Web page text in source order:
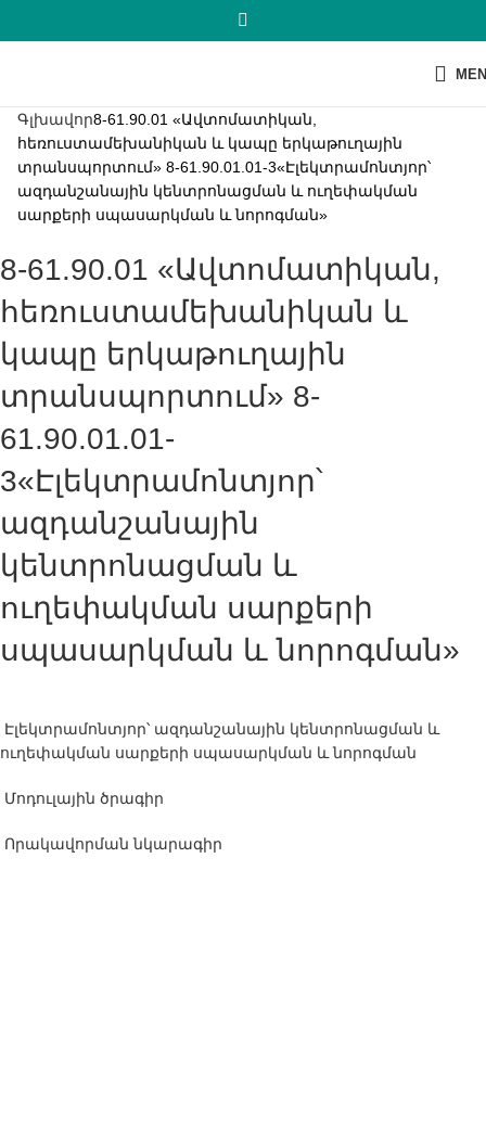
Գլխավոր8-61.90.01 «Ավտոմատիկան,
հեռուստամեխանիկան և կապը երկաթուղային
տրանսպորտում» 8-61.90.01.01-3«Էլեկտրամոնտյոր՝
ազդանշանային կենտրոնացման և ուղեփակման
սարքերի սպասարկման և նորոգման»
8-61.90.01 «Ավտոմատիկան,
հեռուստամեխանիկան և
կապը երկաթուղային
տրանսպորտում» 8-
61.90.01.01-
3«Էլեկտրամոնտյոր՝
ազդանշանային
կենտրոնացման և
ուղեփակման սարքերի
սպասարկման և նորոգման»
Էլեկտրամոնտյոր՝ ազդանշանային կենտրոնացման և
ուղեփակման սարքերի սպասարկման և նորոգման
Մոդուլային ծրագիր
Որակավորման նկարագիր